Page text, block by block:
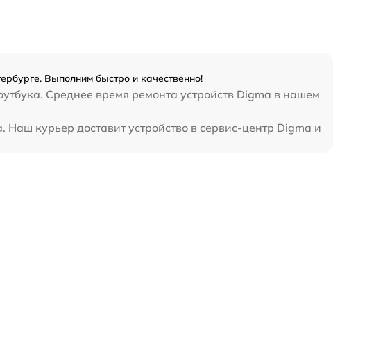
Выполним быстро и качественно!
Среднее время ремонта устройств Digma в нашем
курьер доставит устройство в сервис-центр Digma и